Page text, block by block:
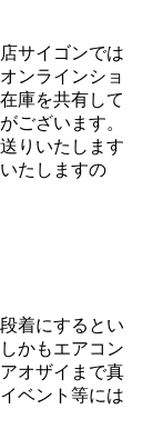
サイゴンでは
ンラインショ
庫を共有して
ございます。
りいたします
たしますの
着にするとい
かもエアコン
オザイまで真
ベント等には